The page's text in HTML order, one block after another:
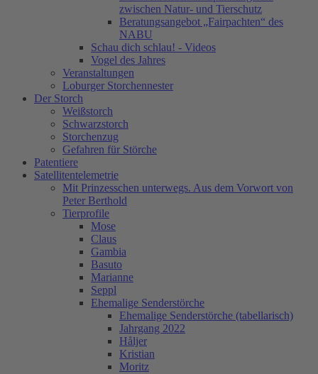
zwischen Natur- und Tierschutz
Beratungsangebot „Fairpachten“ des
NABU
Schau dich schlau! - Videos
Vogel des Jahres
Veranstaltungen
Loburger Storchennester
Der Storch
Weißstorch
Schwarzstorch
Storchenzug
Gefahren für Störche
Patentiere
Satellitentelemetrie
Mit Prinzesschen unterwegs. Aus dem Vorwort von
Peter Berthold
Tierprofile
Mose
Claus
Gambia
Basuto
Marianne
Seppl
Ehemalige Senderstörche
Ehemalige Senderstörche (tabellarisch)
Jahrgang 2022
Håljer
Kristian
Moritz